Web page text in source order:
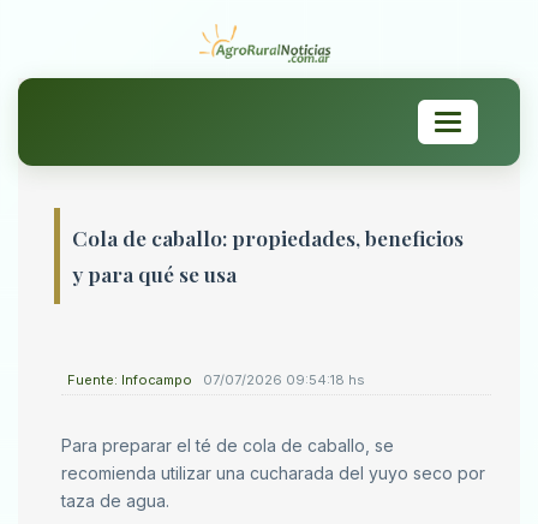
Toggle
navigation
Cola de caballo: propiedades, beneficios
y para qué se usa
Fuente: Infocampo 07/07/2026 09:54:18 hs
Para preparar el té de cola de caballo, se
recomienda utilizar una cucharada del yuyo seco por
taza de agua.